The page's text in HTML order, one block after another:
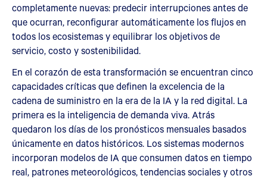
completamente nuevas: predecir interrupciones antes de
que ocurran, reconfigurar automáticamente los flujos en
todos los ecosistemas y equilibrar los objetivos de
servicio, costo y sostenibilidad.
En el corazón de esta transformación se encuentran cinco
capacidades críticas que definen la excelencia de la
cadena de suministro en la era de la IA y la red digital. La
primera es la inteligencia de demanda viva. Atrás
quedaron los días de los pronósticos mensuales basados
únicamente en datos históricos. Los sistemas modernos
incorporan modelos de IA que consumen datos en tiempo
real, patrones meteorológicos, tendencias sociales y otros